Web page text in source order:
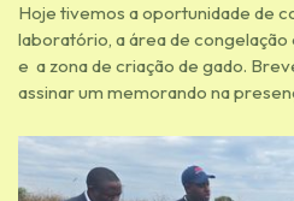
Hoje tivemos a oportunidade de
laboratório, a área de congelação
e a zona de criação de gado.
assinar um memorando na